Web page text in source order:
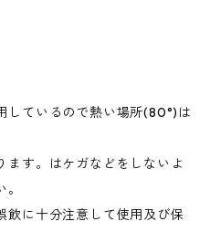
しているので熱い場所(80°)は
ます。はケガなどをしないよ
飲に十分注意して使用及び保